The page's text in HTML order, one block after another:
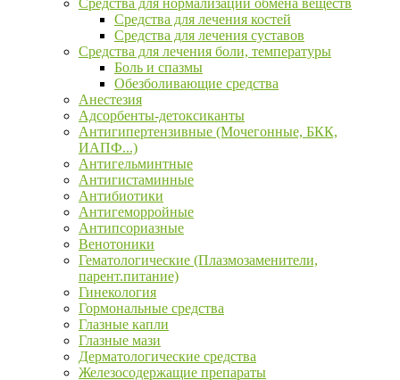
Средства для нормализации обмена веществ
Средства для лечения костей
Средства для лечения суставов
Средства для лечения боли, температуры
Боль и спазмы
Обезболивающие средства
Анестезия
Адсорбенты-детоксиканты
Антигипертензивные (Мочегонные, БКК,
ИАПФ...)
Антигельминтные
Антигистаминные
Антибиотики
Антигеморройные
Антипсориазные
Венотоники
Гематологические (Плазмозаменители,
парент.питание)
Гинекология
Гормональные средства
Глазные капли
Глазные мази
Дерматологические средства
Железосодержащие препараты